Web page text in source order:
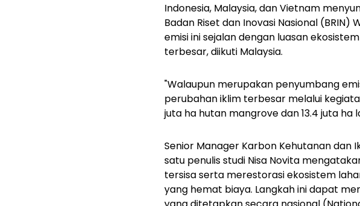
Indonesia, Malaysia, dan Vietnam
Badan Riset dan Inovasi Nasional
emisi ini sejalan dengan luasan
terbesar, diikuti Malaysia.
"Walaupun merupakan penyumbang
perubahan iklim terbesar melalui
juta ha hutan mangrove dan 13.4 juta ha
Senior Manager Karbon Kehutanan dan
satu penulis studi Nisa Novita
tersisa serta merestorasi ekosistem
yang hemat biaya. Langkah ini dapat